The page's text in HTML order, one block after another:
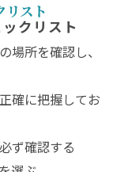
リスト
クリスト
場所を確認し、
確に把握してお
ず確認する